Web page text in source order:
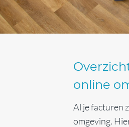
online
Al je facturen
omgeving.